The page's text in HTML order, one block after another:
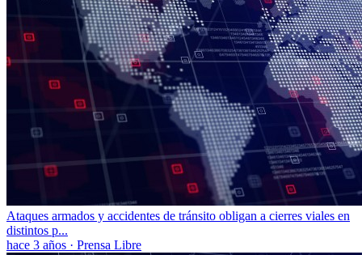
Ataques armados y accidentes de tránsito obligan a cierres viales en
distintos p...
hace 3 años · Prensa Libre